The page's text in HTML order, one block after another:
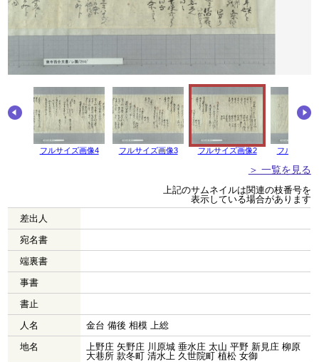
フルサイズ画像4 フルサイズ画像3 フルサイズ画像2 フルサイズ
＞ 一覧を見る
上記のサムネイルは関連の枝番号を
表示している場合があります
差出人
宛名書
端裏書
事書
書止
人名
金台 備後 相模 上総
地名
上野庄 矢野庄 川原城 垂水庄 太山 平野 新見庄 柳原
大巷所 款冬町 清水上 久世院町 植松 女御